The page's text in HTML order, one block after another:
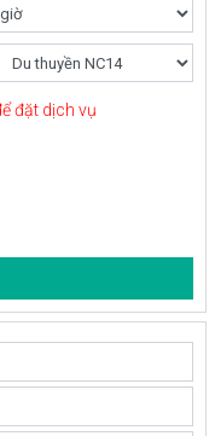
đặt dịch vụ